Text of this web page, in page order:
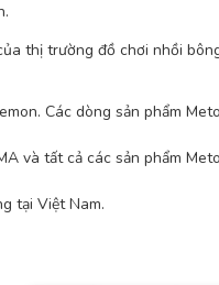
thị trường đồ chơi nhồi
Các dòng sản phẩm
và tất cả các sản phẩm
tại Việt Nam.